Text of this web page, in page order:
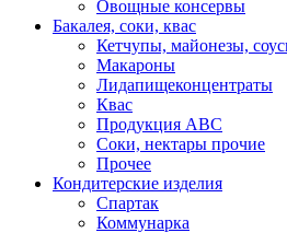
Овощные консервы
Бакалея, соки, квас
Кетчупы, майонезы,
Макароны
Лидапищеконцентраты
Квас
Продукция АВС
Соки, нектары прочие
Прочее
Кондитерские изделия
Спартак
Коммунарка